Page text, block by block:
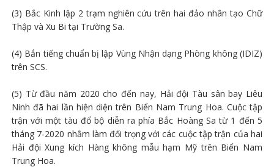
(3) Bắc Kinh lập 2 trạm nghiên cứu trên hai đảo nhân tạo Chữ
Thập và Xu Bi tại Trường Sa.
(4) Bắn tiếng chuẩn bị lập Vùng Nhận dạng Phòng không (IDIZ)
trên SCS.
(5) Từ đầu năm 2020 cho đến nay, Hải đội Tàu sân bay Liêu
Ninh đã hai lần hiện diện trên Biển Nam Trung Hoa. Cuộc tập
trận với một tàu đổ bộ diễn ra phía Bắc Hoàng Sa từ 1 đến 5
tháng 7-2020 nhằm làm đối trọng với các cuộc tập trận của hai
Hải đội Xung kích Hàng không mẫu hạm Mỹ trên Biển Nam
Trung Hoa.